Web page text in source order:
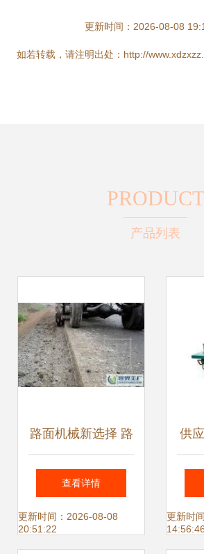
更新时间：2026-08-08
如若转载，请注明出处：http://
PRODUCT
产品列表
路面机械新选择 路
沿石与自来水开沟
机高效作业解析
查看详情
更新时间：2026-08-08
20:51:22
供
机
更新时
14:56:46